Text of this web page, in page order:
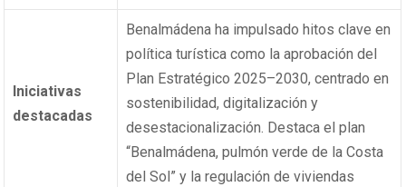
Iniciativas
destacadas
Benalmádena ha impulsado hitos clave en
política turística como la aprobación del
Plan Estratégico 2025–2030, centrado en
sostenibilidad, digitalización y
desestacionalización. Destaca el plan
“Benalmádena, pulmón verde de la Costa
del Sol” y la regulación de viviendas